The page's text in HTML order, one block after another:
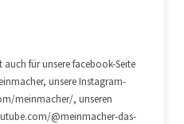
für unsere facebook-Seite
unsere Instagram-
meinmacher/, unseren
@meinmacher-das-